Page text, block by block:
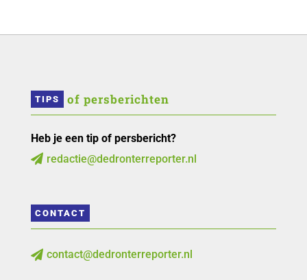
TIPS of persberichten
Heb je een tip of persbericht?
 redactie@dedronterreporter.nl
CONTACT
 contact@dedronterreporter.nl